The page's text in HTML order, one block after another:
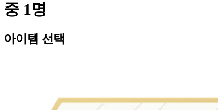
중 1명
아이템 선택